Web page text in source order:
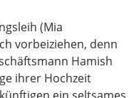
(Mia
vorbeiziehen, denn
Hamish
ihrer Hochzeit